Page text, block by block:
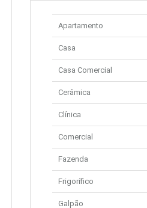
Apartamento
Casa
Casa Comercial
Cerâmica
Clínica
Comercial
Fazenda
Frigorífico
Galpão